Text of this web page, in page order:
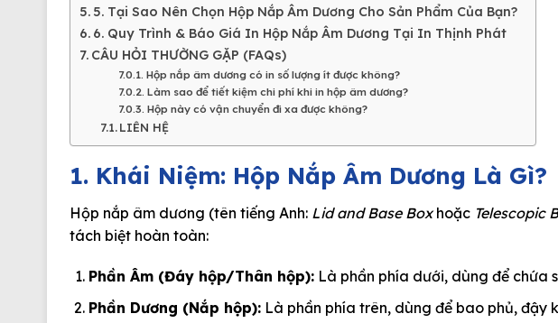
5. Tại Sao Nên Chọn Hộp Nắp Âm Dương Cho Sản Phẩm Của Bạn?
6. Quy Trình & Báo Giá In Hộp Nắp Âm Dương Tại In Thịnh Phát
CÂU HỎI THƯỜNG GẶP (FAQs)
Hộp nắp âm dương có in số lượng ít được không?
Làm sao để tiết kiệm chi phí khi in hộp âm dương?
Hộp này có vận chuyển đi xa được không?
LIÊN HỆ
1. Khái Niệm: Hộp Nắp Âm Dương Là Gì?
Hộp nắp âm dương (tên tiếng Anh: Lid and Base Boxhoặc Telescopic
tách biệt hoàn toàn:
Phần Âm (Đáy hộp/Thân hộp):Là phần phía dưới, dùng để chứa
Phần Dương (Nắp hộp):Là phần phía trên, dùng để bao phủ, đậy